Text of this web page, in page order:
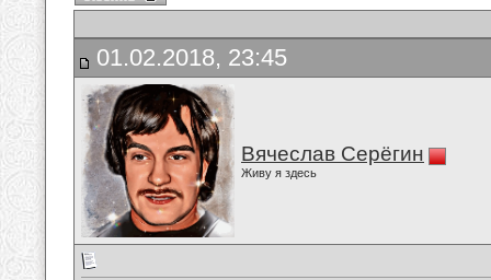
01.02.2018, 23:45
Вячеслав Серёгин
Живу я здесь